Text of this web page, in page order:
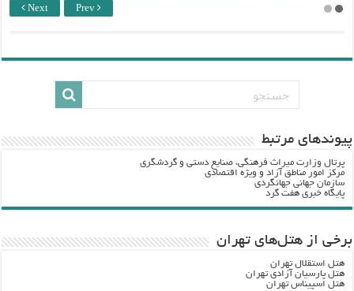
Next Prev
پيوندهاي مرتبط
پرتال وزارت ميراث فرهنگي، صنایع دستی و گردشگري
مرکز امور مناطق آزاد و ویژه اقتصادی
سازمان جهانی جهانگردی
پایگاه خبری هفت گرد
برخی از هتل‌های تهران
هتل استقلال تهران
هتل پارسیان آزادی تهران
هتل اسپیناس تهران